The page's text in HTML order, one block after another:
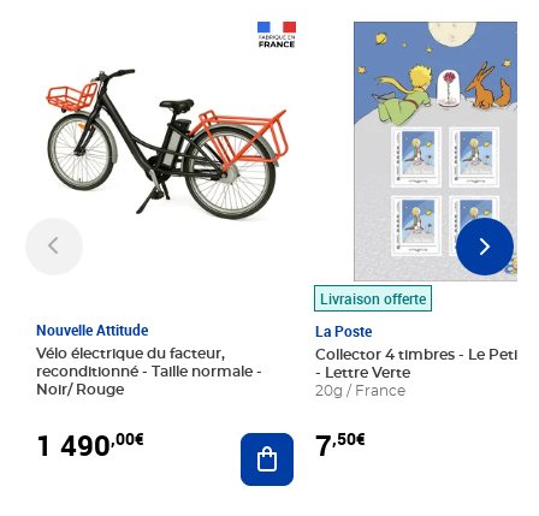
Nouvelle Attitude
Vélo électrique du facteur,
reconditionné - Taille normale -
Noir/ Rouge
1 490,00€ Ajouter au panier
Livraison offerte
La Poste
Collector 4 timbres - Le Petit
- Lettre Verte
20g / France
7,50€
Prix 7,50€